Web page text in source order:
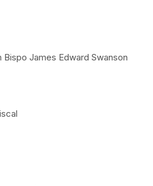
James Edward Swanson